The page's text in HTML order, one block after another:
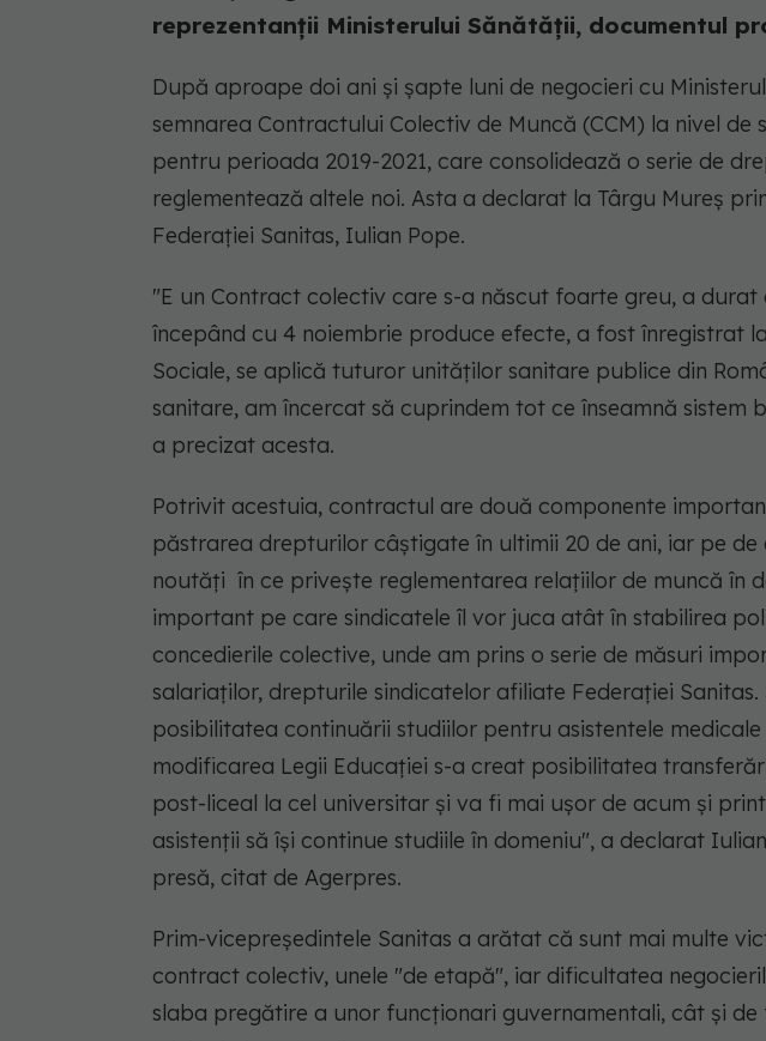
reprezentanții Ministerului Sănătății, documentul
După aproape doi ani şi şapte luni de negocieri cu
semnarea Contractului Colectiv de Muncă (CCM) la nivel
pentru perioada 2019-2021, care consolidează o serie de
reglementează altele noi. Asta a declarat la Târgu Mureș
Federaţiei Sanitas, Iulian Pope.
"E un Contract colectiv care s-a născut foarte greu, a
începând cu 4 noiembrie produce efecte, a fost înregistrat
Sociale, se aplică tuturor unităţilor sanitare publice din
sanitare, am încercat să cuprindem tot ce înseamnă sistem
a precizat acesta.
Potrivit acestuia, contractul are două componente
păstrarea drepturilor câștigate în ultimii 20 de ani, iar pe
noutăți în ce priveşte reglementarea relaţiilor de muncă în
important pe care sindicatele îl vor juca atât în stabilirea
concedierile colective, unde am prins o serie de măsuri
salariaţilor, drepturile sindicatelor afiliate Federaţiei
posibilitatea continuării studiilor pentru asistentele
modificarea Legii Educaţiei s-a creat posibilitatea
post-liceal la cel universitar şi va fi mai uşor de acum şi
asistenţii să îşi continue studiile în domeniu", a declarat
presă, citat de Agerpres.
Prim-vicepreşedintele Sanitas a arătat că sunt mai multe
contract colectiv, unele "de etapă", iar dificultatea
slaba pregătire a unor funcţionari guvernamentali, cât şi